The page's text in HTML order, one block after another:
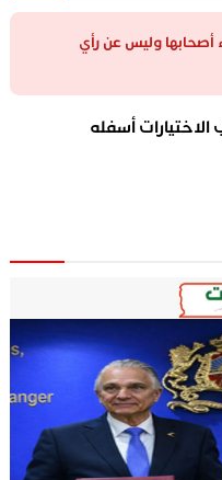
أصحابها وليس عن رأي
أسفله